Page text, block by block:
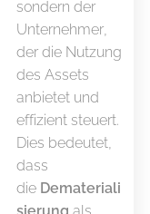
sondern der
Unternehmer,
der die Nutzung
des Assets
anbietet und
effizient steuert.
Dies bedeutet,
dass
die Demateriali
sierung als